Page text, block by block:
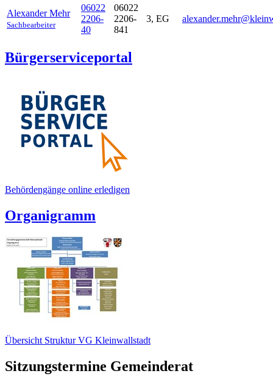
Alexander Mehr
Sachbearbeiter
06022
2206-
40
06022
2206-
841
3, EG
Bürgerserviceportal
Behördengänge online erledigen
Organigramm
Übersicht Struktur VG Kleinwallstadt
Sitzungstermine Gemeinderat